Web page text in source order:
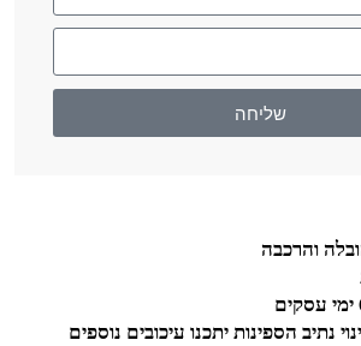
שליחה
והרכבה
נתיב הספינות יתכנו עיכובים נוספים